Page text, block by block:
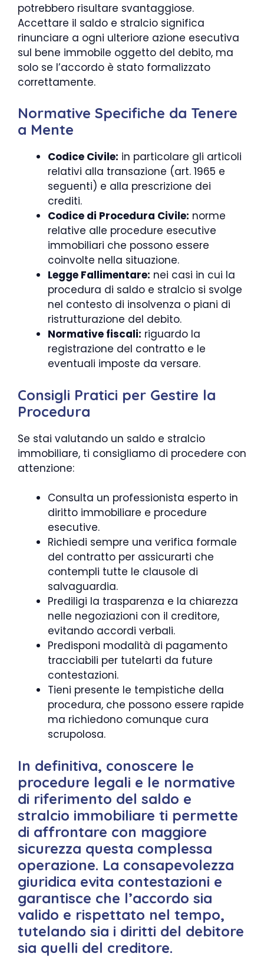
potrebbero risultare svantaggiose.
Accettare il saldo e stralcio significa
rinunciare a ogni ulteriore azione esecutiva
sul bene immobile oggetto del debito, ma
solo se l’accordo è stato formalizzato
correttamente.
Normative Specifiche da Tenere
a Mente
Codice Civile: in particolare gli articoli
relativi alla transazione (art. 1965 e
seguenti) e alla prescrizione dei
crediti.
Codice di Procedura Civile: norme
relative alle procedure esecutive
immobiliari che possono essere
coinvolte nella situazione.
Legge Fallimentare: nei casi in cui la
procedura di saldo e stralcio si svolge
nel contesto di insolvenza o piani di
ristrutturazione del debito.
Normative fiscali: riguardo la
registrazione del contratto e le
eventuali imposte da versare.
Consigli Pratici per Gestire la
Procedura
Se stai valutando un saldo e stralcio
immobiliare, ti consigliamo di procedere con
attenzione:
Consulta un professionista esperto in
diritto immobiliare e procedure
esecutive.
Richiedi sempre una verifica formale
del contratto per assicurarti che
contempli tutte le clausole di
salvaguardia.
Prediligi la trasparenza e la chiarezza
nelle negoziazioni con il creditore,
evitando accordi verbali.
Predisponi modalità di pagamento
tracciabili per tutelarti da future
contestazioni.
Tieni presente le tempistiche della
procedura, che possono essere rapide
ma richiedono comunque cura
scrupolosa.
In definitiva, conoscere le
procedure legali e le normative
di riferimento del saldo e
stralcio immobiliare ti permette
di affrontare con maggiore
sicurezza questa complessa
operazione. La consapevolezza
giuridica evita contestazioni e
garantisce che l’accordo sia
valido e rispettato nel tempo,
tutelando sia i diritti del debitore
sia quelli del creditore.